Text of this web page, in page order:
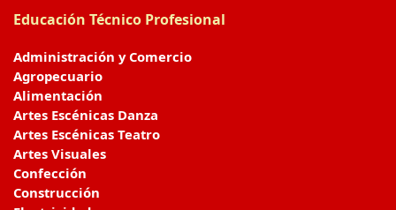
Educación Técnico Profesional
Administración y Comercio
Agropecuario
Alimentación
Artes Escénicas Danza
Artes Escénicas Teatro
Artes Visuales
Confección
Construcción